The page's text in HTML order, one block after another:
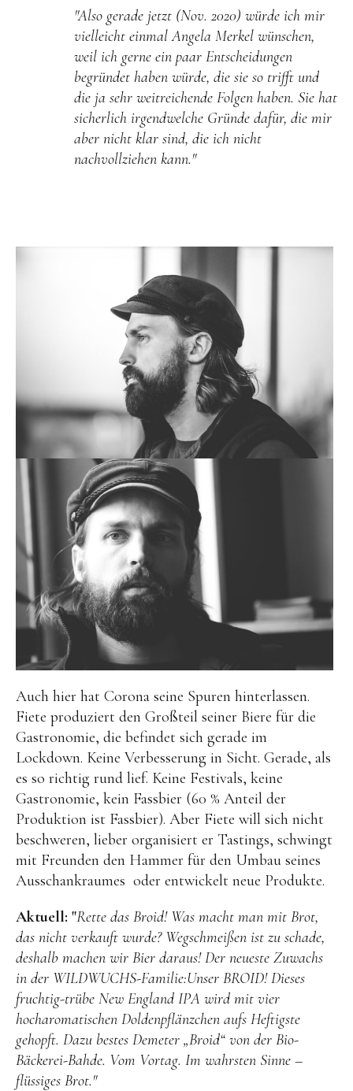
"Also gerade jetzt (Nov. 2020) würde ich mir
vielleicht einmal Angela Merkel wünschen,
weil ich gerne ein paar Entscheidungen
begründet haben würde, die sie so trifft und
die ja sehr weitreichende Folgen haben. Sie hat
sicherlich irgendwelche Gründe dafür, die mir
aber nicht klar sind, die ich nicht
nachvollziehen kann."
Auch hier hat Corona seine Spuren hinterlassen.
Fiete produziert den Großteil seiner Biere für die
Gastronomie, die befindet sich gerade im
Lockdown. Keine Verbesserung in Sicht. Gerade, als
es so richtig rund lief. Keine Festivals, keine
Gastronomie, kein Fassbier (60 % Anteil der
Produktion ist Fassbier). Aber Fiete will sich nicht
beschweren, lieber organisiert er Tastings, schwingt
mit Freunden den Hammer für den Umbau seines
Ausschankraumes oder entwickelt neue Produkte.
Aktuell: "Rette das Broid! Was macht man mit Brot,
das nicht verkauft wurde? Wegschmeißen ist zu schade,
deshalb machen wir Bier daraus! Der neueste Zuwachs
in der WILDWUCHS-Familie:Unser BROID! Dieses
fruchtig-trübe New England IPA wird mit vier
hocharomatischen Doldenpflänzchen aufs Heftigste
gehopft. Dazu bestes Demeter „Broid“ von der Bio-
Bäckerei-Bahde. Vom Vortag. Im wahrsten Sinne –
flüssiges Brot."